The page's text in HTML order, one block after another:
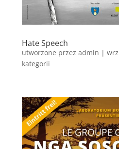
Hate Speech
utworzone przez admin |
kategorii